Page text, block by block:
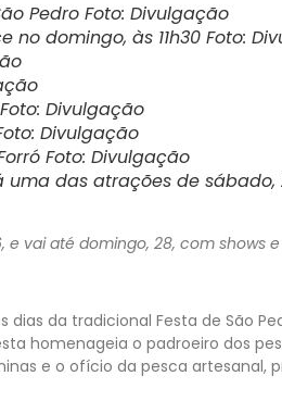
Pedro Foto: Divulgação
domingo, às 11h30 Foto:
Divulgação
Divulgação
Foto: Divulgação
das atrações de sábado,
vai até domingo, 28, com shows
dias da tradicional Festa de São
homenageia o padroeiro dos
e o ofício da pesca artesanal,